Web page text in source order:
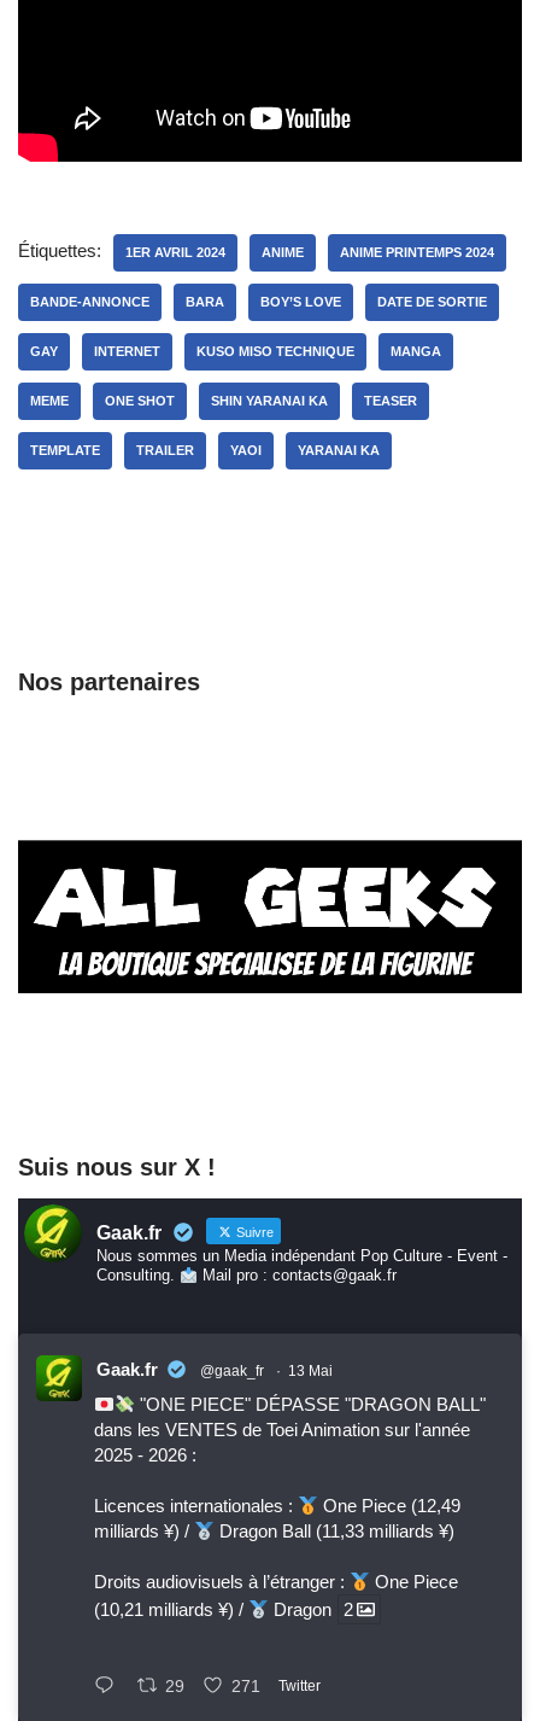
Étiquettes: 1ER AVRIL 2024 ANIME ANIME PRINTEMPS 2024
BANDE-ANNONCE BARA BOY’S LOVE DATE DE SORTIE
GAY INTERNET KUSO MISO TECHNIQUE MANGA
MEME ONE SHOT SHIN YARANAI KA TEASER
TEMPLATE TRAILER YAOI YARANAI KA
Nos partenaires
Suis nous sur X !
Gaak.fr Suivre
Nous sommes un Media indépendant Pop Culture - Event -
Consulting.
Mail pro : contacts@gaak.fr
Gaak.fr @gaak_fr · 13 Mai
"ONE PIECE" DÉPASSE "DRAGON BALL"
dans les VENTES de Toei Animation sur l'année
2025 - 2026 :
Licences internationales :
One Piece (12,49
milliards ¥) /
Dragon Ball (11,33 milliards ¥)
Droits audiovisuels à l’étranger :
One Piece
(10,21 milliards ¥) /
Dragon 2
29 271 Twitter